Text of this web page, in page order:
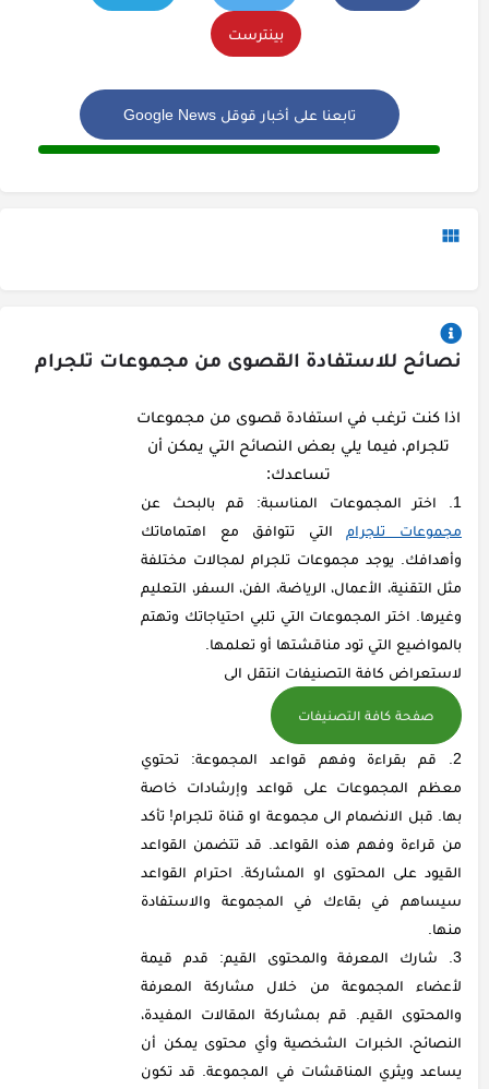
بينترست
تابعنا على أخبار قوقل Google News
نصائح للاستفادة القصوى من مجموعات تلجرام
اذا كنت ترغب في استفادة قصوى من مجموعات
تلجرام، فيما يلي بعض النصائح التي يمكن أن
تساعدك:
اختر المجموعات المناسبة: قم بالبحث عن
مجموعات تلجرام التي تتوافق مع اهتماماتك
وأهدافك. يوجد مجموعات تلجرام لمجالات مختلفة
مثل التقنية، الأعمال، الرياضة، الفن، السفر، التعليم
وغيرها. اختر المجموعات التي تلبي احتياجاتك وتهتم
بالمواضيع التي تود مناقشتها أو تعلمها.
لاستعراض كافة التصنيفات انتقل الى
صفحة كافة التصنيفات
قم بقراءة وفهم قواعد المجموعة: تحتوي
معظم المجموعات على قواعد وإرشادات خاصة
بها. قبل الانضمام الى مجموعة او قناة تلجرام! تأكد
من قراءة وفهم هذه القواعد. قد تتضمن القواعد
القيود على المحتوى او المشاركة. احترام القواعد
سيساهم في بقاءك في المجموعة والاستفادة
منها.
شارك المعرفة والمحتوى القيم: قدم قيمة
لأعضاء المجموعة من خلال مشاركة المعرفة
والمحتوى القيم. قم بمشاركة المقالات المفيدة،
النصائح، الخبرات الشخصية وأي محتوى يمكن أن
يساعد ويثري المناقشات في المجموعة. قد تكون